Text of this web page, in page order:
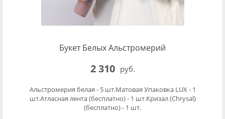
Букет Белых Альстромерий
2 310 руб.
Альстромерия белая - 5 шт.Матовая Упаковка LUX - 1
шт.Атласная лента (бесплатно) - 1 шт.Кризал (Chrysal)
(бесплатно) - 1 шт.